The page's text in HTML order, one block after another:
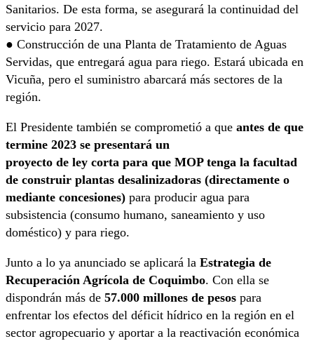
Sanitarios. De esta forma, se asegurará la continuidad del
servicio para 2027.
● Construcción de una Planta de Tratamiento de Aguas
Servidas, que entregará agua para riego. Estará ubicada en
Vicuña, pero el suministro abarcará más sectores de la
región.
El Presidente también se comprometió a que antes de que
termine 2023 se presentará un
proyecto de ley corta para que MOP tenga la facultad
de construir plantas desalinizadoras (directamente o
mediante concesiones) para producir agua para
subsistencia (consumo humano, saneamiento y uso
doméstico) y para riego.
Junto a lo ya anunciado se aplicará la Estrategia de
Recuperación Agrícola de Coquimbo. Con ella se
dispondrán más de 57.000 millones de pesos para
enfrentar los efectos del déficit hídrico en la región en el
sector agropecuario y aportar a la reactivación económica